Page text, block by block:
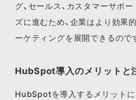
グ、セールス、カスタマーサポ
ズに進むため、企業はより効果
ーケティングを展開できるので
HubSpot導入のメリットと
HubSpotを導入するメリットに